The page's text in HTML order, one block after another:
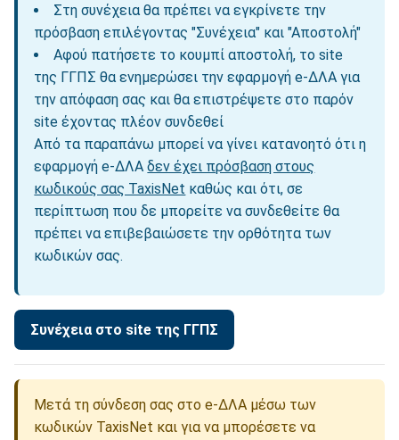
Στη συνέχεια θα πρέπει να εγκρίνετε την
πρόσβαση επιλέγοντας "Συνέχεια" και "Αποστολή"
Αφού πατήσετε το κουμπί αποστολή, το site
της ΓΓΠΣ θα ενημερώσει την εφαρμογή e-ΔΛΑ για
την απόφαση σας και θα επιστρέψετε στο παρόν
site έχοντας πλέον συνδεθεί
Από τα παραπάνω μπορεί να γίνει κατανοητό ότι η
εφαρμογή e-ΔΛΑδεν έχει πρόσβαση στους
κωδικούς σας TaxisNet καθώς και ότι, σε
περίπτωση που δε μπορείτε να συνδεθείτε θα
πρέπει να επιβεβαιώσετε την ορθότητα των
κωδικών σας.
Μετά τη σύνδεση σας στο e-ΔΛΑ μέσω των
κωδικών TaxisNet και για να μπορέσετε να